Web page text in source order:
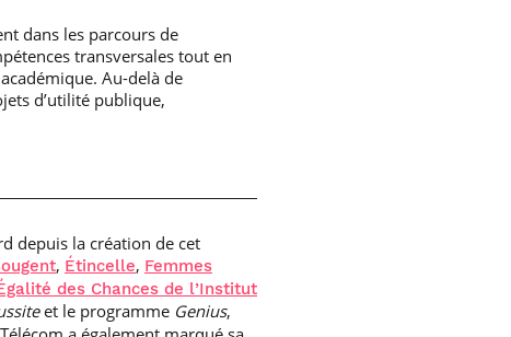
dans les parcours de
transversales tout en
Au-delà de
d’utilité publique,
depuis la création de cet
, Étincelle, Femmes
des Chances de l’Institut
et le programme Genius,